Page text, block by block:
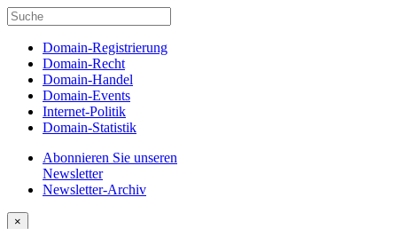
Domain-Registrierung
Domain-Recht
Domain-Handel
Domain-Events
Internet-Politik
Domain-Statistik
Abonnieren Sie unseren
Newsletter
Newsletter-Archiv
×